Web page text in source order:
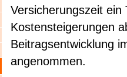
Versicherungszeit
Kostensteigerungen
Beitragsentwicklung
angenommen.